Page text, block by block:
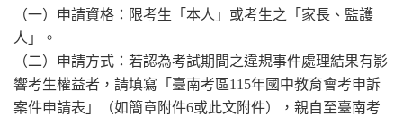
（一）申請資格：限考生「本人」或考生之「家長、監護
人」。
（二）申請方式：若認為考試期間之違規事件處理結果有影
響考生權益者，請填寫「臺南考區115年國中教育會考申訴
案件申請表」（如簡章附件6或此文附件），親自至臺南考